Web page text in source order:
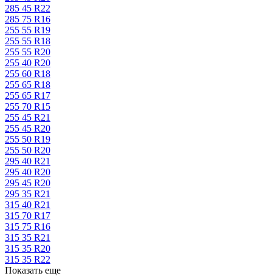
285 45 R22
285 75 R16
255 55 R19
255 55 R18
255 55 R20
255 40 R20
255 60 R18
255 65 R18
255 65 R17
255 70 R15
255 45 R21
255 45 R20
255 50 R19
255 50 R20
295 40 R21
295 40 R20
295 45 R20
295 35 R21
315 40 R21
315 70 R17
315 75 R16
315 35 R21
315 35 R20
315 35 R22
Показать еще